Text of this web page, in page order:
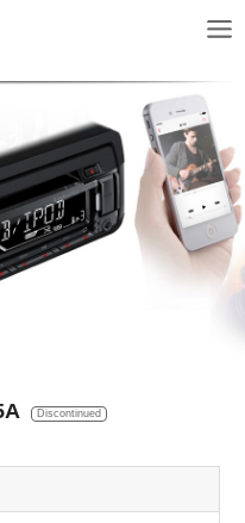
Discontinued